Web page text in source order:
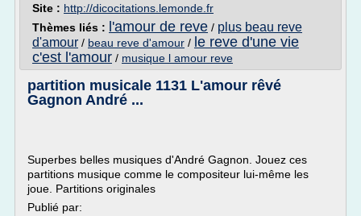
Site : http://dicocitations.lemonde.fr
Thèmes liés :
l'amour de reve / plus beau reve
d'amour / beau reve d'amour / le reve d'une vie
c'est l'amour / musique l amour reve
partition musicale 1131 L'amour rêvé
Gagnon André ...
Superbes belles musiques d'André Gagnon. Jouez ces
partitions musique comme le compositeur lui-même les
joue. Partitions originales
Publié par: